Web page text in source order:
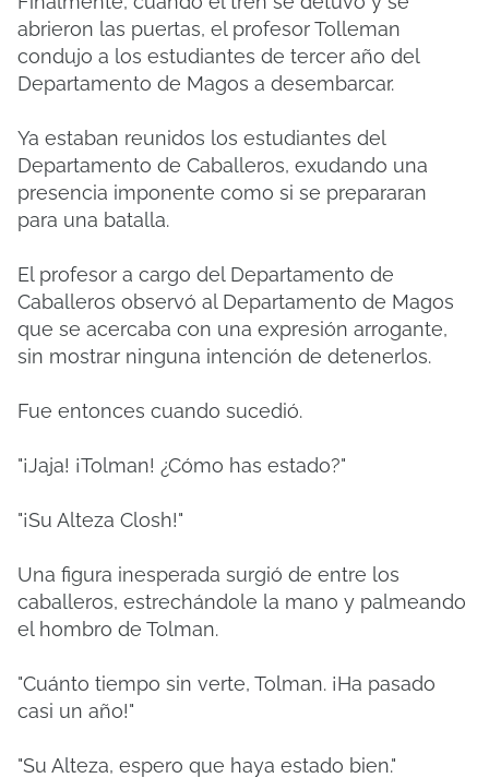
abrieron las puertas, el profesor Tolleman
condujo a los estudiantes de tercer año del
Departamento de Magos a desembarcar.
Ya estaban reunidos los estudiantes del
Departamento de Caballeros, exudando una
presencia imponente como si se prepararan
para una batalla.
El profesor a cargo del Departamento de
Caballeros observó al Departamento de Magos
que se acercaba con una expresión arrogante,
sin mostrar ninguna intención de detenerlos.
Fue entonces cuando sucedió.
"¡Jaja! ¡Tolman! ¿Cómo has estado?"
"¡Su Alteza Closh!"
Una figura inesperada surgió de entre los
caballeros, estrechándole la mano y palmeando
el hombro de Tolman.
"Cuánto tiempo sin verte, Tolman. ¡Ha pasado
casi un año!"
"Su Alteza, espero que haya estado bien."